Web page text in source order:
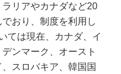
リアやカナダなど20
おり、制度を利用し
ては現在、カナダ、イ
ンマーク、オースト
スロバキア、韓国国